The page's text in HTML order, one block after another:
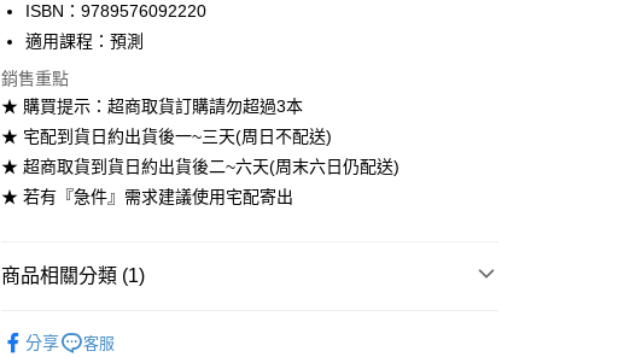
運送方式
每筆NT$60
付款後全家取貨
每筆NT$60
每筆NT$60
ISBN：9789576092220
適用課程：預測
銷售重點
★ 購買提示：超商取貨訂購請勿超過3本
★ 宅配到貨日約出貨後一~三天(周日不配送)
★ 超商取貨到貨日約出貨後二~六天(周末六日仍配送)
★ 若有『急件』需求建議使用宅配寄出
商品相關分類 (1)
分享
客服